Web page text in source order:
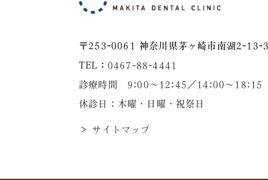
〒253-0061 神奈川県茅ヶ崎市南湖2-13-
TEL： 0467-88-4441
診療時間 9:00～12:45／14:00〜18:15
休診日：木曜・日曜・祝祭日
＞ サイトマップ